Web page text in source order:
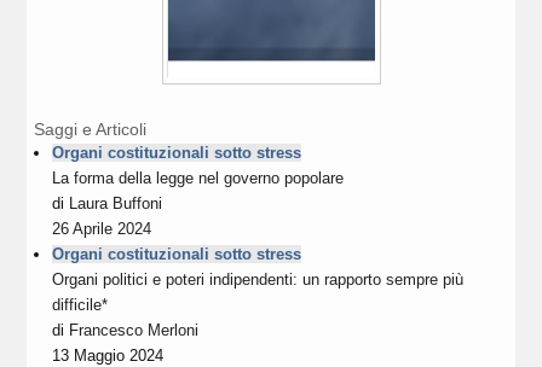
Saggi e Articoli
Organi costituzionali sotto stress
La forma della legge nel governo popolare
di Laura Buffoni
26 Aprile 2024
Organi costituzionali sotto stress
Organi politici e poteri indipendenti: un rapporto sempre più
difficile*
di Francesco Merloni
13 Maggio 2024